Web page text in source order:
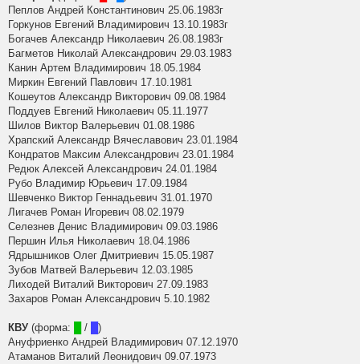
Пеплов Андрей Константинович 25.06.1983г
Горкунов Евгений Владимирович 13.10.1983г
Богачев Александр Николаевич 26.08.1983г
Багметов Николай Александрович 29.03.1983
Канин Артем Владимирович 18.05.1984
Миркин Евгений Павлович 17.10.1981
Кошеутов Александр Викторович 09.08.1984
Поддуев Евгений Николаевич 05.11.1977
Шилов Виктор Валерьевич 01.08.1986
Храпский Александр Вячеславович 23.01.1984
Кондратов Максим Александрович 23.01.1984
Редюк Алексей Александрович 24.01.1984
Рубо Владимир Юрьевич 17.09.1984
Шевченко Виктор Геннадьевич 31.01.1970
Лигачев Роман Игоревич 08.02.1979
Селезнев Денис Владимирович 09.03.1986
Першин Илья Николаевич 18.04.1986
Ядрышников Олег Дмитриевич 15.05.1987
Зубов Матвей Валерьевич 12.03.1985
Лиходей Виталий Викторович 27.09.1983
Захаров Роман Александрович 5.10.1982
КВУ (форма: /
)
Ануфриенко Андрей Владимирович 07.12.1970
Атаманов Виталий Леонидович 09.07.1973